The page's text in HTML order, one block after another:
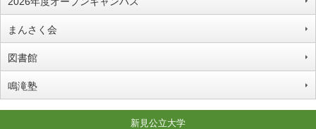
まんさく会
図書館
鳴滝塾
新見公立大学